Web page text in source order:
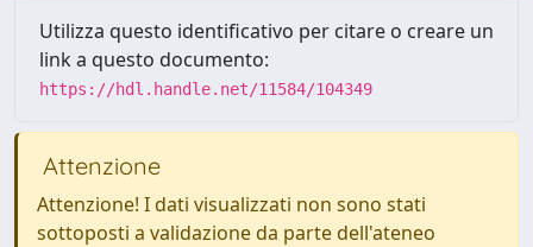
Utilizza questo identificativo per citare o creare un
link a questo documento:
https://hdl.handle.net/11584/104349
Attenzione
Attenzione! I dati visualizzati non sono stati
sottoposti a validazione da parte dell'ateneo